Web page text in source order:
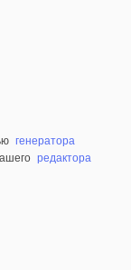
генератора
редактора